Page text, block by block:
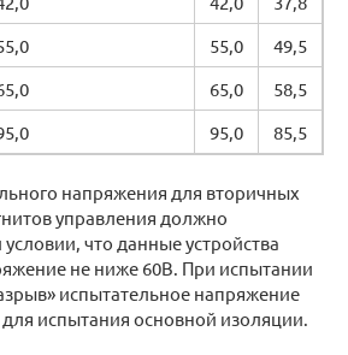
55,0
49,5
65,0
58,5
95,0 85,5
напряжения для вторичных
управления должно
что данные устройства
не ниже 60В. При испытании
испытательное напряжение
испытания основной изоляции.